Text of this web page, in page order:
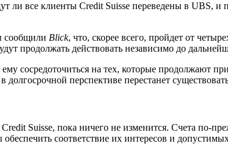
ли все клиенты Credit Suisse переведены в UBS, и
сообщили Blick, что, скорее всего, пройдет от
продолжать действовать независимо до
сосредоточиться на тех, которые продолжают
перспективе перестанет
Suisse, пока ничего не изменится. Счета по-
соответствие их интересов и